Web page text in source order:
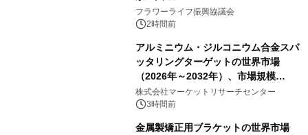
フラワーライフ振興協議会
2時間前
アルミニウム・ジルコニウム合金スパ
ッタリングターゲットの世界市場
（2026年～2032年）、市場規模
（0.995、0.999、その他）・分析レポ
ートを発表
株式会社マーケットリサーチセンター
3時間前
金属製矯正用ブラケットの世界市場